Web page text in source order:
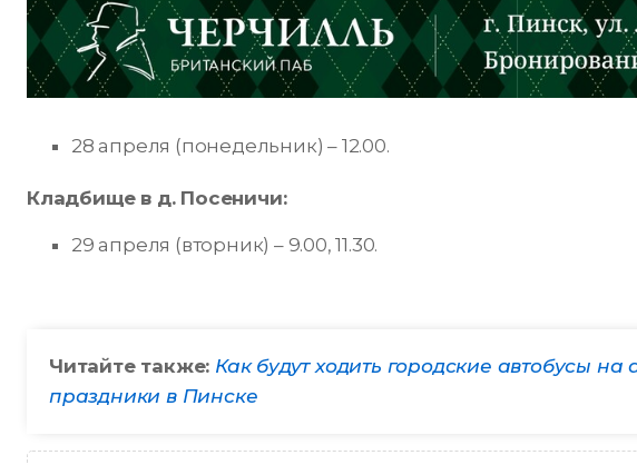
28 апреля (понедельник) – 12.00.
Кладбище в д. Посеничи:
29 апреля (вторник) – 9.00, 11.30.
Читайте также: Как будут ходить городские автобусы
праздники в Пинске